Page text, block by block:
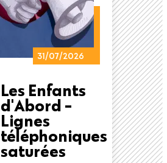
31/07/2026
Les Enfants
d'Abord -
Lignes
téléphoniques
saturées